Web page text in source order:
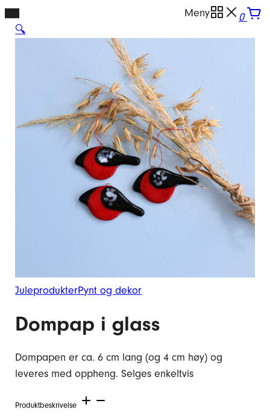
Hopp
Meny
0
🔍
JuleprodukterPynt og dekor
Dompap i glass
Dompapen er ca. 6 cm lang (og 4 cm høy) og
leveres med oppheng. Selges enkeltvis
Produktbeskrivelse